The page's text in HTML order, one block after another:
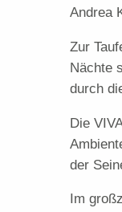
Andrea
Zur
Nächte
durch
Die
der
Im